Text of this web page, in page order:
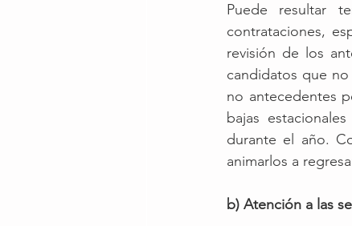
Puede resultar
contrataciones,
revisión de los
candidatos que
no antecedentes
bajas
durante el año.
animarlos a
b) Atención a las